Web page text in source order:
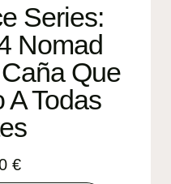
Series:
Nomad
Que
A Todas
€